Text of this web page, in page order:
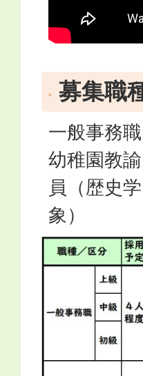
募集職
一般事務
幼稚園教
員（歴史
象）